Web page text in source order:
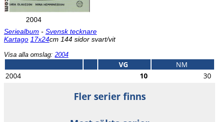
2004
Seriealbum - Svensk tecknare
Kartago 17x24cm 144 sidor svart/vit
Visa alla omslag: 2004
VG
NM
2004
10 30
Fler serier finns